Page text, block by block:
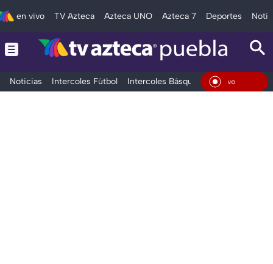
en vivo TV Azteca Azteca UNO Azteca 7 Deportes
Noticias Intercoles Fútbol Intercoles Básquetbol Deportes En